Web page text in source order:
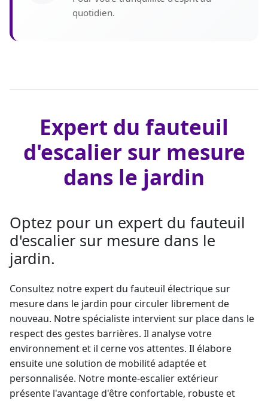
quotidien.
Expert du fauteuil
d'escalier sur mesure
dans le jardin
Optez pour un expert du fauteuil
d'escalier sur mesure dans le
jardin.
Consultez notre expert du fauteuil électriquesur
mesure dans le jardin pour circuler librement de
nouveau. Notre spécialiste intervient sur place dans le
respect des gestes barrières. Il analyse votre
environnement et il cerne vos attentes. Il élabore
ensuite une solution de mobilité adaptée et
personnalisée. Notre monte-escalier extérieur
présente l'avantage d'être confortable, robuste et